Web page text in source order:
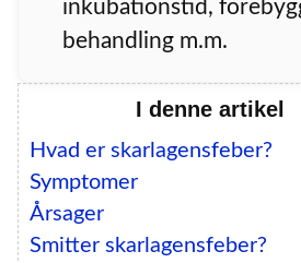
inkubationstid,
behandling m.m.
I denne artikel
Hvad er skarlagensfeber?
Symptomer
Årsager
Smitter skarlagensfeber?